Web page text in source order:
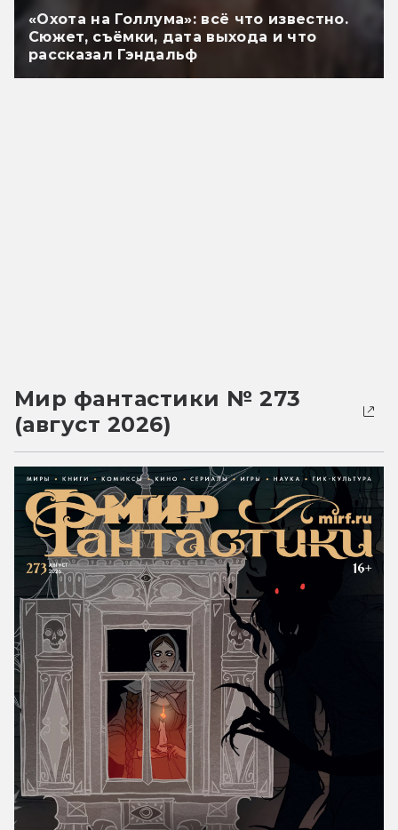
«Охота на Голлума»: всё что известно.
Сюжет, съёмки, дата выхода и что
рассказал Гэндальф
Мир фантастики № 273
(август 2026)